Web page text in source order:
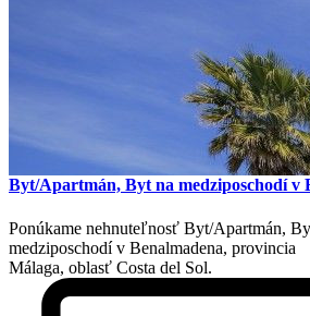
Byt/Apartmán, Byt na medziposchodí v
Ponúkame nehnuteľnosť Byt/Apartmán,
medziposchodí v Benalmadena, provincia
Málaga, oblasť Costa del Sol.